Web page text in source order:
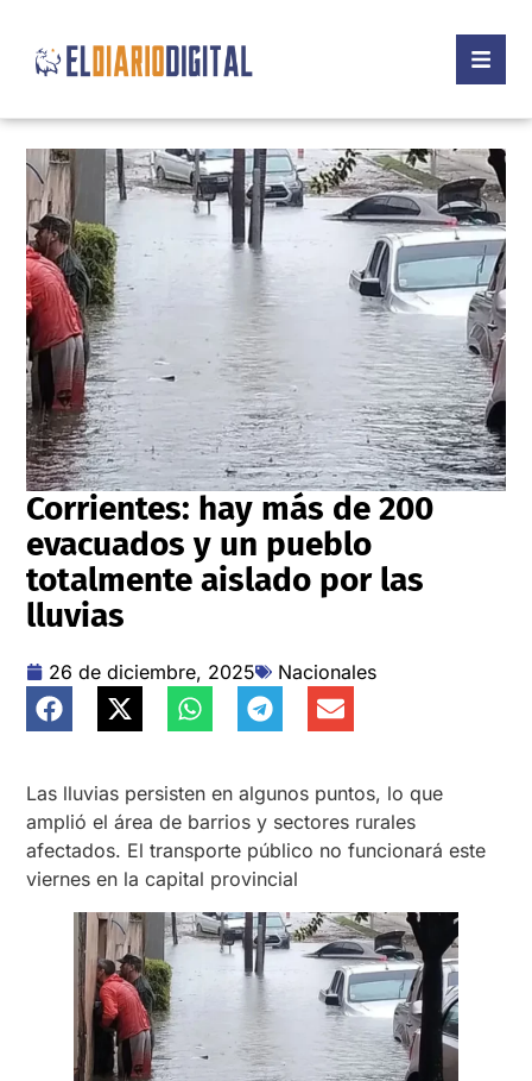
Corrientes: hay más de 200
evacuados y un pueblo
totalmente aislado por las
lluvias
26 de diciembre, 2025 Nacionales
Las lluvias persisten en algunos puntos, lo que
amplió el área de barrios y sectores rurales
afectados. El transporte público no funcionará este
viernes en la capital provincial